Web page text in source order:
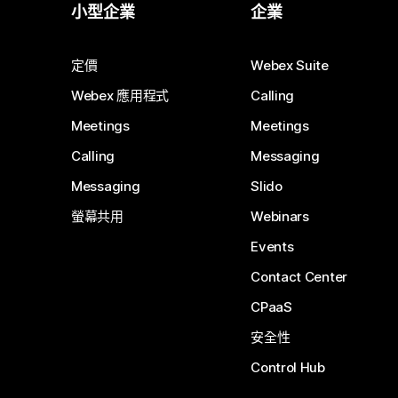
小型企業
定價
Webex 應用程式
Meetings
Calling
Messaging
螢幕共用
企業
Webex Suite
Calling
Meetings
Messaging
Slido
Webinars
Events
Contact Center
CPaaS
安全性
Control Hub